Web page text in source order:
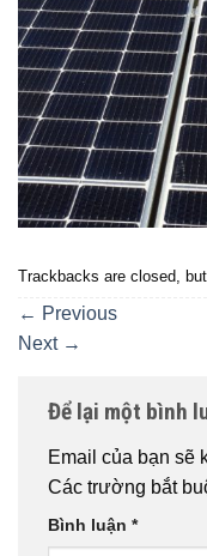
Trackbacks are closed,
← Previous
Next →
Để lại một bình
Email của bạn sẽ
Các trường bắt
Bình luận *